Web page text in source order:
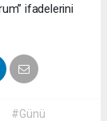
ifadelerini
#Günü